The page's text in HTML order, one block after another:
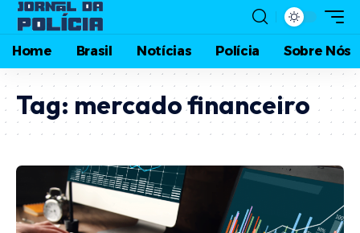
Home Brasil Notícias Polícia Sobre Nós
Tag: mercado financeiro